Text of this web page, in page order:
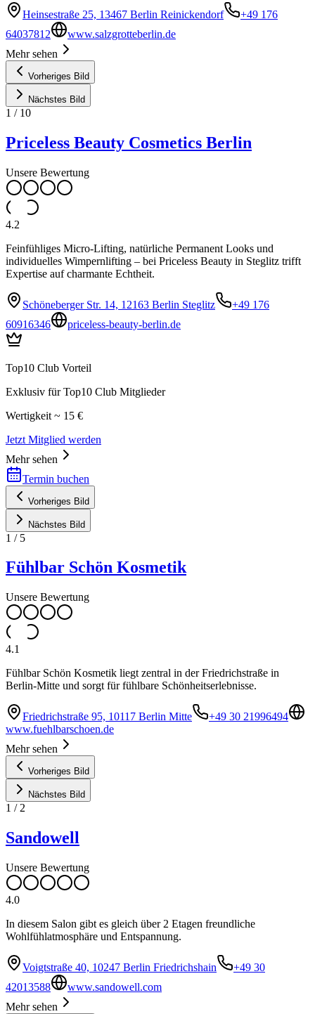
Heinsestraße 25, 13467 Berlin Reinickendorf
+49 176
64037812
www.salzgrotteberlin.de
Mehr sehen
Vorheriges Bild
Nächstes Bild
1 / 10
Priceless Beauty Cosmetics Berlin
Unsere Bewertung
4.2
Feinfühliges Micro‑Lifting, natürliche Permanent Looks und
individuelles Wimpernlifting – bei Priceless Beauty in Steglitz trifft
Expertise auf charmante Echtheit.
Schöneberger Str. 14, 12163 Berlin Steglitz
+49 176
60916346
priceless-beauty-berlin.de
Top10 Club Vorteil
Exklusiv für Top10 Club Mitglieder
Wertigkeit ~ 15 €
Jetzt Mitglied werden
Mehr sehen
Termin buchen
Vorheriges Bild
Nächstes Bild
1 / 5
Fühlbar Schön Kosmetik
Unsere Bewertung
4.1
Fühlbar Schön Kosmetik liegt zentral in der Friedrichstraße in
Berlin-Mitte und sorgt für fühlbare Schönheitserlebnisse.
Friedrichstraße 95, 10117 Berlin Mitte
+49 30 21996494
www.fuehlbarschoen.de
Mehr sehen
Vorheriges Bild
Nächstes Bild
1 / 2
Sandowell
Unsere Bewertung
4.0
In diesem Salon gibt es gleich über 2 Etagen freundliche
Wohlfühlatmosphäre und Entspannung.
Voigtstraße 40, 10247 Berlin Friedrichshain
+49 30
42013588
www.sandowell.com
Mehr sehen